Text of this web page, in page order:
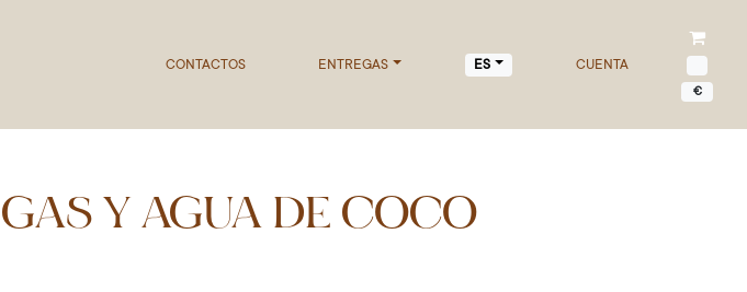
CONTACTOS ENTREGAS ES CUENTA
€
Y AGUA DE COCO